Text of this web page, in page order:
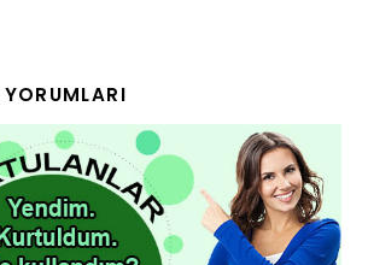
YORUMLARI